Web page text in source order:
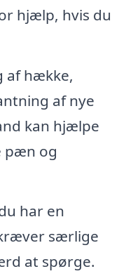
hjælp, hvis du
af hække,
af nye
kan hjælpe
pæn og
har en
særlige
at spørge.